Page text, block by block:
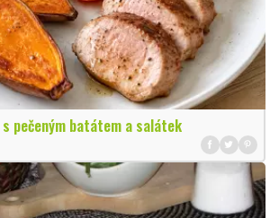
s pečeným batátem a salátek